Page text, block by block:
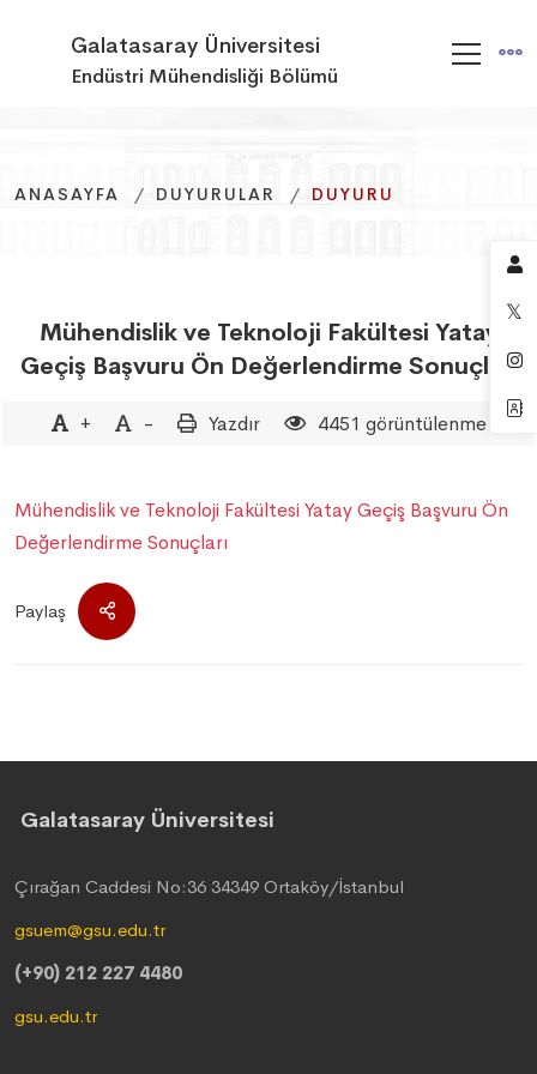
Galatasaray Üniversitesi
Endüstri Mühendisliği Bölümü
ANASAYFA DUYURULAR DUYURU
ANASAYFA DUYURULAR DUYURU
ANASAYFA DUYURULAR DUYURU
Mühendislik ve Teknoloji Fakültesi Yatay
Geçiş Başvuru Ön Değerlendirme Sonuçları
+ - Yazdır 4451 görüntülenme
Mühendislik ve Teknoloji Fakültesi Yatay Geçiş Başvuru Ön
Değerlendirme Sonuçları
Paylaş
Galatasaray Üniversitesi
Çırağan Caddesi No:36 34349 Ortaköy/İstanbul
gsuem@gsu.edu.tr
(+90) 212 227 4480
gsu.edu.tr